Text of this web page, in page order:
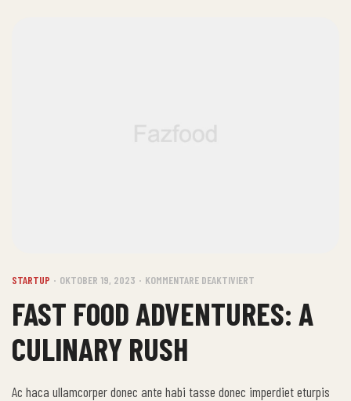
STARTUP OKTOBER 19, 2023 KOMMENTARE DEAKTIVIERT
FAST FOOD ADVENTURES: A
CULINARY RUSH
Ac haca ullamcorper donec ante habi tasse donec imperdiet eturpis